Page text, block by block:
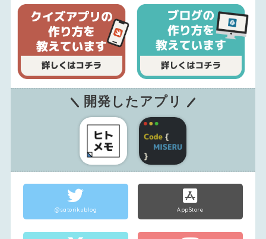
開発したアプリ
@satorikublog AppStore